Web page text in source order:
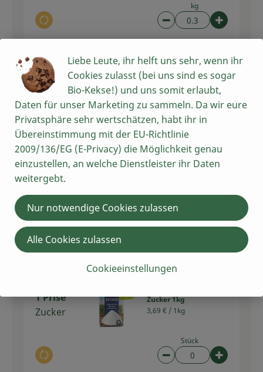
Auswahl ändern
kg
Artikelanzahl
Du hast sicher:
2 EL
Bratöl
Olive
Auswahl ändern
Bratöl Olive 1l
Artikelanzahl
1 Prise
Zucker
Auswahl ändern
Zucker 1kg
3,69 € / 1kg
Stück
Artikelanzahl
Liebe Leute, ihr helft uns sehr, wenn ihr
Cookies zulasst (bei uns sind es sogar
Bio-Kekse!) und uns somit erlaubt,
Daten für unser Marketing zu sammeln. Da wir eure
Privatsphäre sehr wertschätzen, habt ihr in
Übereinstimmung mit der EU-Richtlinie
2009/136/EG (E-Privacy) die Möglichkeit genau
einzustellen, an welche Dienstleister ihr Daten
weitergebt.
Cookieeinstellungen
Nur notwendige Cookies zulassen
Alle Cookies zulassen